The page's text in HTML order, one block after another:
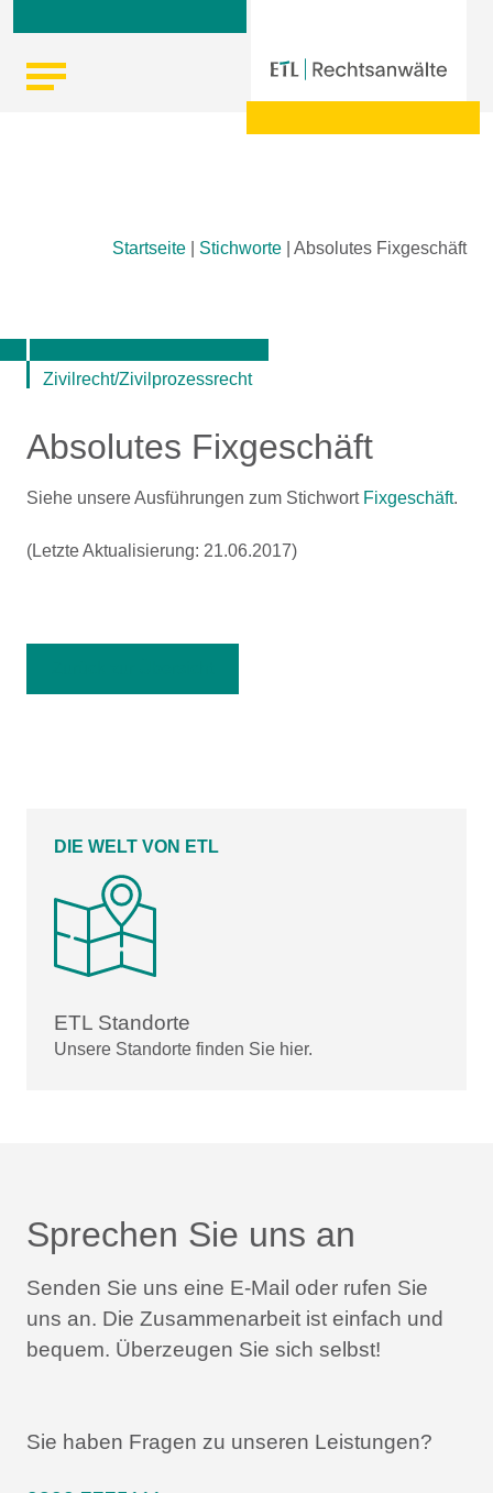
Startseite Stichworte Absolutes Fixgeschäft
Zivilrecht/Zivilprozessrecht
Absolutes Fixgeschäft
Siehe unsere Ausführungen zum Stichwort Fixgeschäft.
(Letzte Aktualisierung: 21.06.2017)
DIE WELT VON ETL
ETL Standorte
Unsere Standorte finden Sie hier.
Sprechen Sie uns an
Senden Sie uns eine E-Mail oder rufen Sie
uns an. Die Zusammenarbeit ist einfach und
bequem. Überzeugen Sie sich selbst!
Sie haben Fragen zu unseren Leistungen?